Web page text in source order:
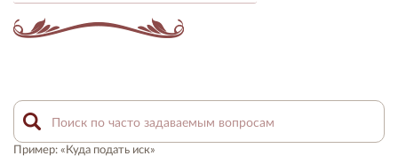
Пример: «Куда подать иск»